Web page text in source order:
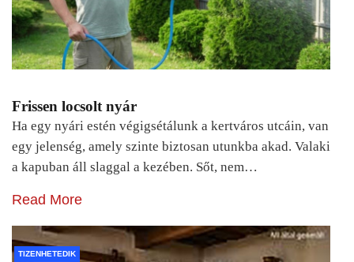
Frissen locsolt nyár
Ha egy nyári estén végigsétálunk a kertváros utcáin, van
egy jelenség, amely szinte biztosan utunkba akad. Valaki
a kapuban áll slaggal a kezében. Sőt, nem…
Read More
TIZENHETEDIK